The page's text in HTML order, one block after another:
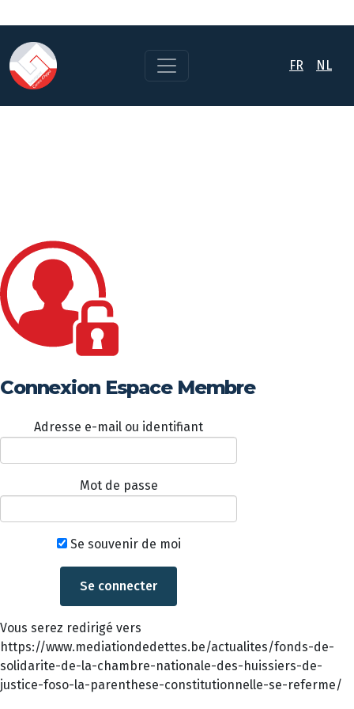
FR NL
Connexion Espace Membre
Adresse e-mail ou identifiant
Mot de passe
Se souvenir de moi
Vous serez redirigé vers
https://www.mediationdedettes.be/actualites/fonds-de-
solidarite-de-la-chambre-nationale-des-huissiers-de-
justice-foso-la-parenthese-constitutionnelle-se-referme/